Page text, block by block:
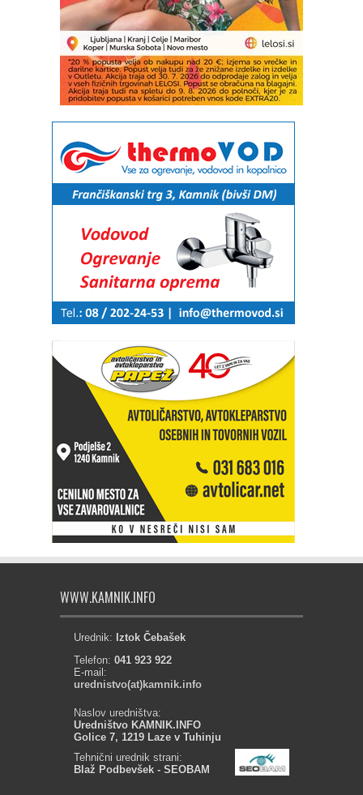
WWW.KAMNIK.INFO
Urednik: Iztok Čebašek
Telefon: 041 923 922
E-mail:
urednistvo(at)kamnik.info
Naslov uredništva:
Uredništvo KAMNIK.INFO
Golice 7, 1219 Laze v Tuhinju
Tehnični urednik strani:
Blaž Podbevšek - SEOBAM